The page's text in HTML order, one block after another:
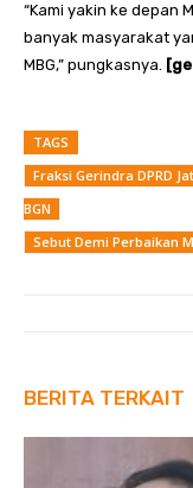
“Kami yakin ke depan
banyak masyarakat
MBG,” pungkasnya.
TAGS
Fraksi Gerindra DPRD
BGN
Sebut Demi Perbaikan
BERITA TERKAIT